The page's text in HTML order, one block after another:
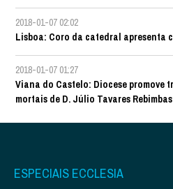
2018-01-07 02:02
Lisboa: Coro da catedral apresenta
2018-01-07 01:27
Viana do Castelo: Diocese promove
mortais de D. Júlio Tavares
ESPECIAIS ECCLESIA